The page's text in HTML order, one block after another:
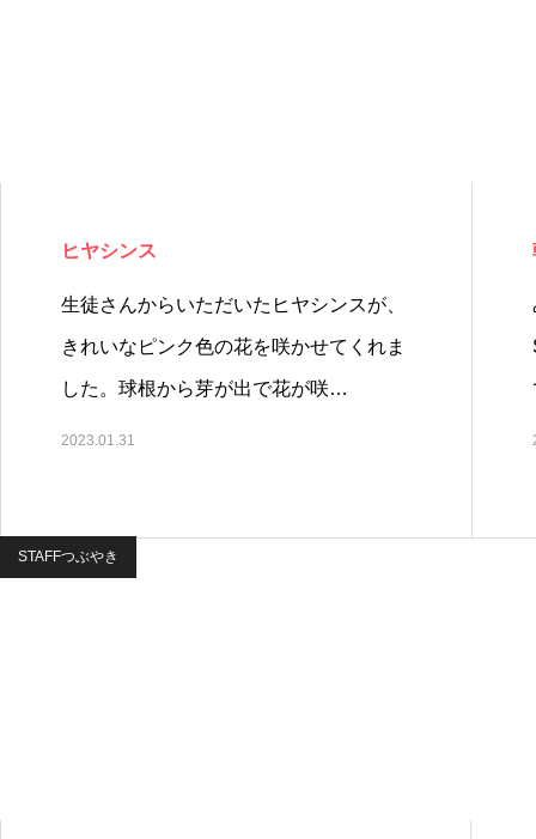
ヒヤシンス
生徒さんからいただいたヒヤシンスが、
きれいなピンク色の花を咲かせてくれま
した。球根から芽が出で花が咲…
2023.01.31
STAFFつぶやき